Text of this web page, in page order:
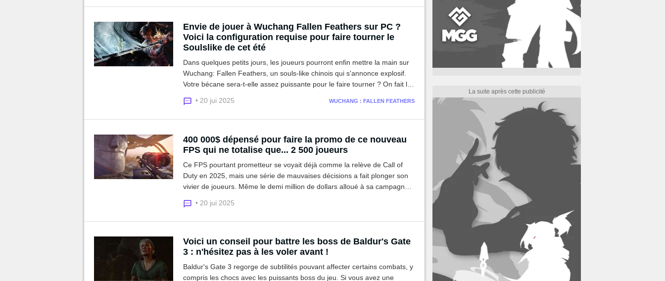
Envie de jouer à Wuchang Fallen Feathers sur PC ?
Voici la configuration requise pour faire tourner le
Soulslike de cet été
Dans quelques petits jours, les joueurs pourront enfin mettre la main sur
Wuchang: Fallen Feathers, un souls-like chinois qui s'annonce explosif.
Votre bécane sera-t-elle assez puissante pour le faire tourner ? On fait le
• 20 jui 2025 WUCHANG : FALLEN FEATHERS
400 000$ dépensé pour faire la promo de ce nouveau
FPS qui ne totalise que... 2 500 joueurs
Ce FPS pourtant prometteur se voyait déjà comme la relève de Call of
Duty en 2025, mais une série de mauvaises décisions a fait plonger son
vivier de joueurs. Même le demi million de dollars alloué à sa campagne
• 20 jui 2025
Voici un conseil pour battre les boss de Baldur's Gate
3 : n'hésitez pas à les voler avant !
Baldur's Gate 3 regorge de subtilités pouvant affecter certains combats, y
compris les chocs avec les puissants boss du jeu. Si vous avez une